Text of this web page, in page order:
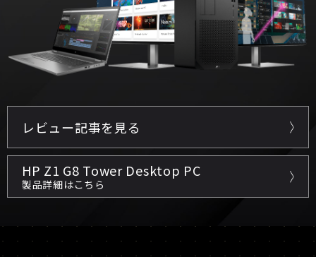
レビュー記事を見る
HP Z1 G8 Tower Desktop PC
製品詳細はこちら